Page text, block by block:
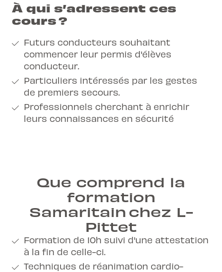
À qui s’adressent ces
cours ?
Futurs conducteurs souhaitant
commencer leur permis d'élèves
conducteur.
Particuliers intéressés par les gestes
de premiers secours.
Professionnels cherchant à enrichir
leurs connaissances en sécurité
Que comprend la
formation
Samaritain chez L-
Pittet
Formation de 10h suivi d'une attestation
à la fin de celle-ci.
Techniques de réanimation cardio-